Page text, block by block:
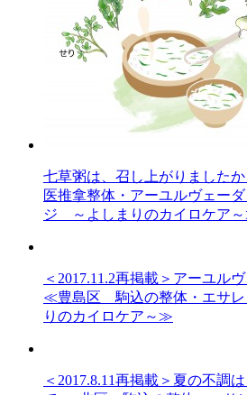
七草粥は、召し上がりました
医推拿整体・アーユルヴェー
ジ ～よしまりのカイロケア
＜2017.11.2再掲載＞アーユル
≪豊島区 駒込の整体・エサレ
りのカイロケア～≫
＜2017.8.11再掲載＞夏の不調